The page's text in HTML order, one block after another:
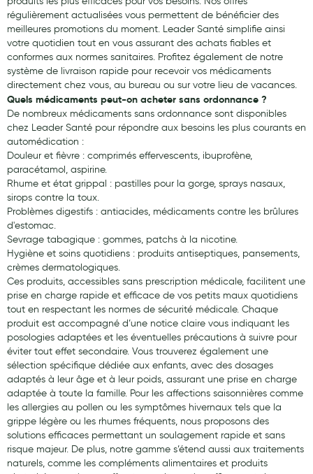
régulièrement actualisées vous permettent de bénéficier des
meilleures promotions du moment. Leader Santé simplifie ainsi
votre quotidien tout en vous assurant des achats fiables et
conformes aux normes sanitaires. Profitez également de notre
système de livraison rapide pour recevoir vos médicaments
directement chez vous, au bureau ou sur votre lieu de vacances.
Quels médicaments peut-on acheter sans ordonnance ?
De nombreux médicaments sans ordonnance sont disponibles
chez Leader Santé pour répondre aux besoins les plus courants en
automédication :
Douleur et fièvre : comprimés effervescents, ibuprofène,
paracétamol, aspirine.
Rhume et état grippal : pastilles pour la gorge, sprays nasaux,
sirops contre la toux.
Problèmes digestifs : antiacides, médicaments contre les brûlures
d'estomac.
Sevrage tabagique : gommes, patchs à la nicotine.
Hygiène et soins quotidiens : produits antiseptiques, pansements,
crèmes dermatologiques.
Ces produits, accessibles sans prescription médicale, facilitent une
prise en charge rapide et efficace de vos petits maux quotidiens
tout en respectant les normes de sécurité médicale. Chaque
produit est accompagné d’une notice claire vous indiquant les
posologies adaptées et les éventuelles précautions à suivre pour
éviter tout effet secondaire. Vous trouverez également une
sélection spécifique dédiée aux enfants, avec des dosages
adaptés à leur âge et à leur poids, assurant une prise en charge
adaptée à toute la famille. Pour les affections saisonnières comme
les allergies au pollen ou les symptômes hivernaux tels que la
grippe légère ou les rhumes fréquents, nous proposons des
solutions efficaces permettant un soulagement rapide et sans
risque majeur. De plus, notre gamme s’étend aussi aux traitements
naturels, comme les compléments alimentaires et produits